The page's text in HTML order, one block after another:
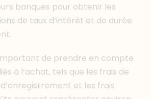
banques pour obtenir les
de taux d’intérêt et de durée
de prendre en compte
à l’achat, tels que les frais de
et les frais